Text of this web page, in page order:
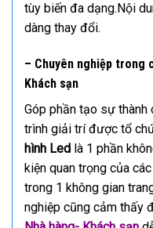
tùy biến đa dạng.Nội
dàng thay đổi.
– Chuyên nghiệp trong
Khách sạn
Góp phần tạo sự
trình giải trí được tổ
hình Led là 1 phần
kiện quan trọng của
trong 1 không gian
nghiệp cũng cảm thấy